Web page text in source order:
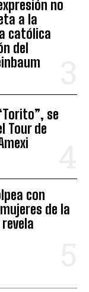
no
a la
católica
del
se
Tour de
con
de la